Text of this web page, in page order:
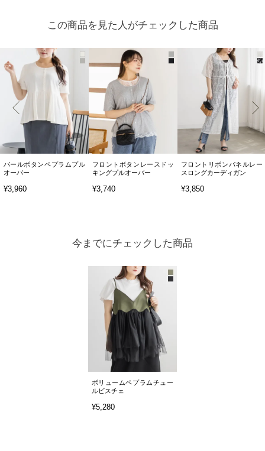
この商品を見た人がチェックした商品
パールボタンペプラムプル
オーバー
¥3,960
フロントボタンレースドッ
キングプルオーバー
¥3,740
フロントリボンパネルレー
スロングカーディガン
¥3,850
今までにチェックした商品
ボリュームペプラムチュー
ルビスチェ
¥5,280